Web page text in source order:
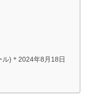
)＊2024年8月18日